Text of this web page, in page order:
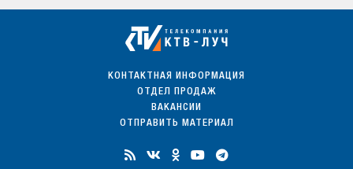
КОНТАКТНАЯ ИНФОРМАЦИЯ
ОТДЕЛ ПРОДАЖ
ВАКАНСИИ
ОТПРАВИТЬ МАТЕРИАЛ